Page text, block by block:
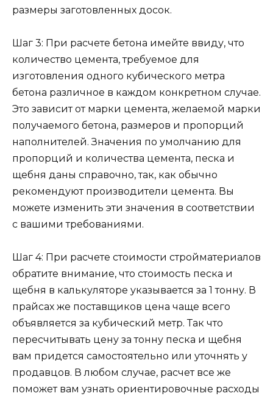
размеры заготовленных досок.
Шаг 3: При расчете бетона имейте ввиду, что
количество цемента, требуемое для
изготовления одного кубического метра
бетона различное в каждом конкретном случае.
Это зависит от марки цемента, желаемой марки
получаемого бетона, размеров и пропорций
наполнителей. Значения по умолчанию для
пропорций и количества цемента, песка и
щебня даны справочно, так, как обычно
рекомендуют производители цемента. Вы
можете изменить эти значения в соответствии
с вашими требованиями.
Шаг 4: При расчете стоимости стройматериалов
обратите внимание, что стоимость песка и
щебня в калькуляторе указывается за 1 тонну. В
прайсах же поставщиков цена чаще всего
объявляется за кубический метр. Так что
пересчитывать цену за тонну песка и щебня
вам придется самостоятельно или уточнять у
продавцов. В любом случае, расчет все же
поможет вам узнать ориентировочные расходы